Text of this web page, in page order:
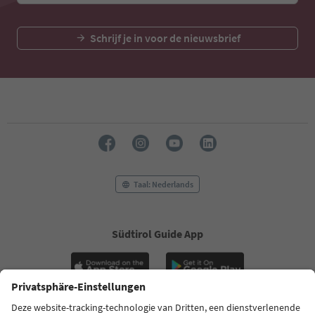
Schrijf je in voor de nieuwsbrief
Taal: Nederlands
Südtirol Guide App